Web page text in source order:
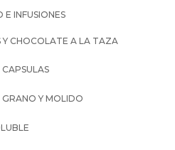
E INFUSIONES
Y CHOCOLATE A LA TAZA
CAPSULAS
GRANO Y MOLIDO